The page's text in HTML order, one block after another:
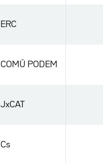
ERC
COMÚ PODEM
JxCAT
Cs